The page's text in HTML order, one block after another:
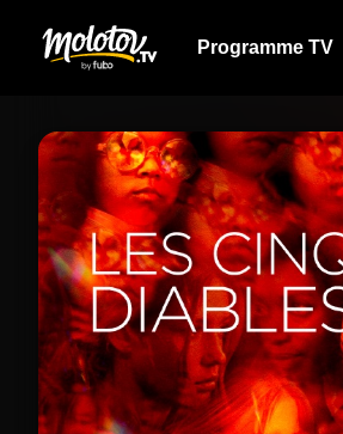
Programme TV